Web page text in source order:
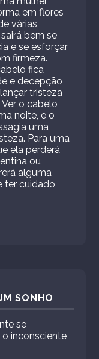
em flores
várias
bem se
e se esforçar
firmeza.
fica
e decepção
tristeza
o cabelo
noite, e o
uma
Para uma
ela perderá
ou
alguma
ter cuidado
SONHO
se
inconsciente